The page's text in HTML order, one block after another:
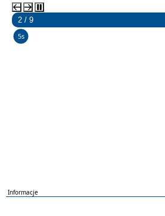
2 / 9
5s
Informacje